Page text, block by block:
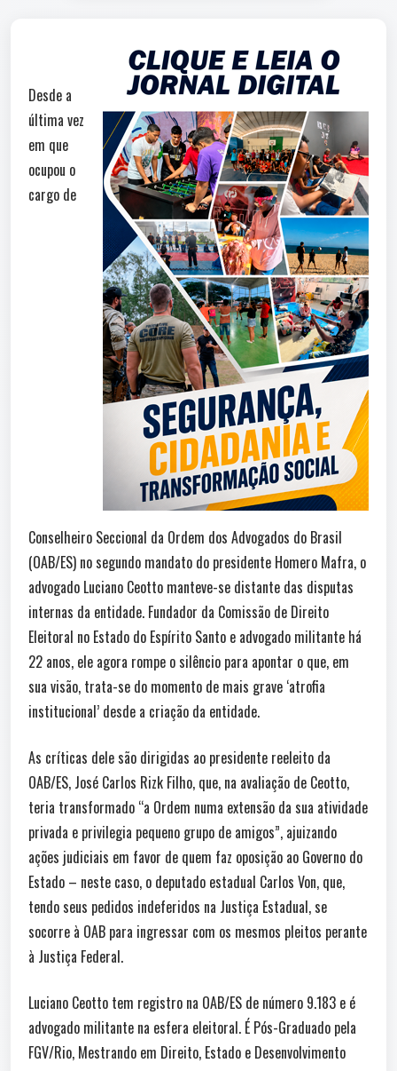
Desde a
última vez
em que
ocupou o
cargo de
Conselheiro Seccional da Ordem dos Advogados do Brasil
(OAB/ES) no segundo mandato do presidente Homero Mafra, o
advogado Luciano Ceotto manteve-se distante das disputas
internas da entidade. Fundador da Comissão de Direito
Eleitoral no Estado do Espírito Santo e advogado militante há
22 anos, ele agora rompe o silêncio para apontar o que, em
sua visão, trata-se do momento de mais grave ‘atrofia
institucional’ desde a criação da entidade.
As críticas dele são dirigidas ao presidente reeleito da
OAB/ES, José Carlos Rizk Filho, que, na avaliação de Ceotto,
teria transformado “a Ordem numa extensão da sua atividade
privada e privilegia pequeno grupo de amigos”, ajuizando
ações judiciais em favor de quem faz oposição ao Governo do
Estado – neste caso, o deputado estadual Carlos Von, que,
tendo seus pedidos indeferidos na Justiça Estadual, se
socorre à OAB para ingressar com os mesmos pleitos perante
à Justiça Federal.
Luciano Ceotto tem registro na OAB/ES de número 9.183 e é
advogado militante na esfera eleitoral. É Pós-Graduado pela
FGV/Rio, Mestrando em Direito, Estado e Desenvolvimento